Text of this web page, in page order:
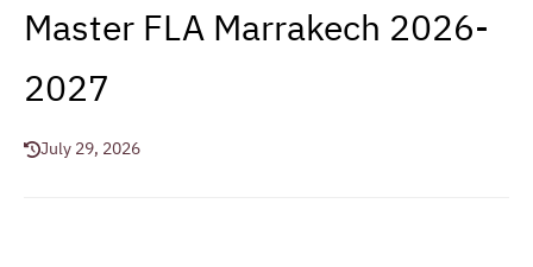
Master FLA Marrakech 2026-
2027
July 29, 2026